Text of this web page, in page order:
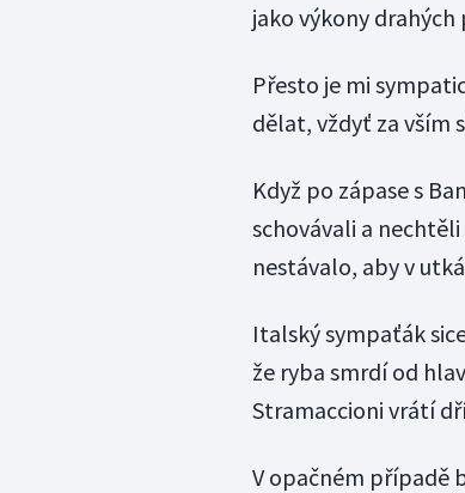
jako výkony
Přesto je mi
dělat, vždyť za vším
Když po zápase s
schovávali a
nestávalo, aby v
Italský sympaťák
že ryba smrdí od
Stramaccioni vrátí
V opačném případě